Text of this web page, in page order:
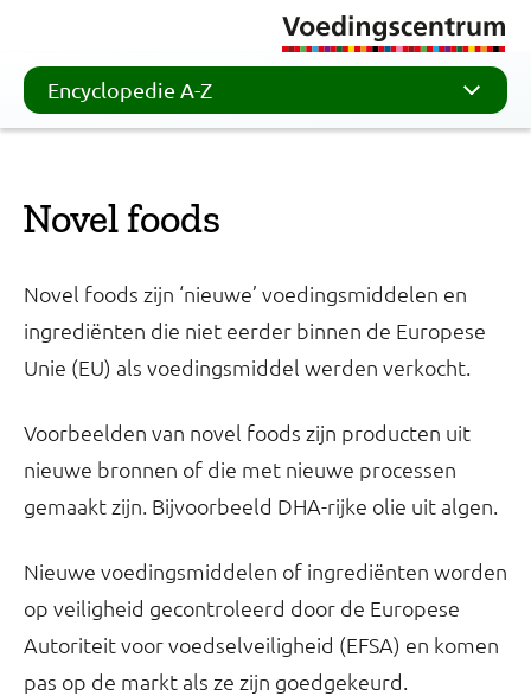
Encyclopedie A-Z
Novel foods
Novel foods zijn ‘nieuwe’ voedingsmiddelen en
ingrediënten die niet eerder binnen de Europese
Unie (EU) als voedingsmiddel werden verkocht.
Voorbeelden van novel foods zijn producten uit
nieuwe bronnen of die met nieuwe processen
gemaakt zijn. Bijvoorbeeld DHA-rijke olie uit algen.
Nieuwe voedingsmiddelen of ingrediënten worden
op veiligheid gecontroleerd door de Europese
Autoriteit voor voedselveiligheid (EFSA) en komen
pas op de markt als ze zijn goedgekeurd.